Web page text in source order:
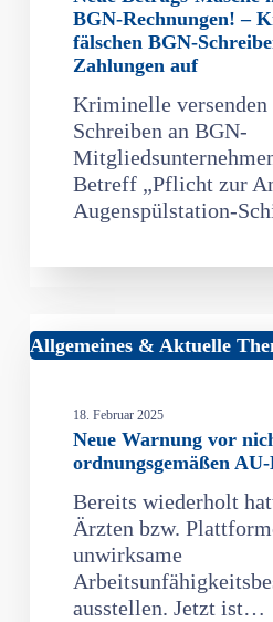
BGN-
Rechnungen!
Kriminelle
fälschen
BGN-
Schreiben
BGN-Rechnungen! –
fälschen BGN-
Zahlungen auf
Kriminelle versenden
Schreiben an BGN-
Betreff „Pflicht zur
Augenspülstation-
Neue
ordnungsgemäßen
Bescheinigungen
Allgemeines & Aktuelle
18. Februar 2025
Neue Warnung vor
ordnungsgemäßen
Bereits wiederholt
Ärzten bzw.
unwirksame
ausstellen. Jetzt ist…